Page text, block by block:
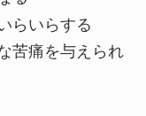
らいらする
苦痛を与えられ